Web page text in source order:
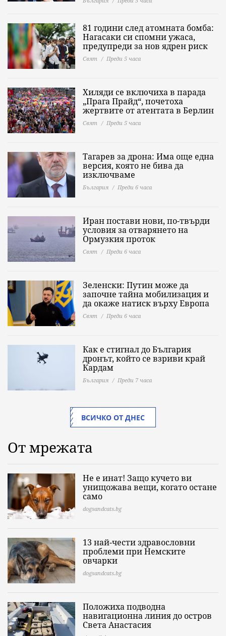
81 години след атомната бомба:
Нагасаки си спомни ужаса,
предупреди за нов ядрен риск
Свят Преди 5 часа
Хиляди се включиха в парада
„Прага Прайд“, почетоха
жертвите от атентата в Берлин
Свят Преди 5 часа
Тагарев за дрона: Има още една
версия, която не бива да
изключваме
България Преди 6 часа
Иран постави нови, по-твърди
условия за отварянето на
Ормузкия проток
Свят Преди 6 часа
Зеленски: Путин може да
започне тайна мобилизация и
да окаже натиск върху Европа
Свят Преди 6 часа
Как е стигнал до България
дронът, който се взриви край
Кардам
България Преди 7 часа
ВСИЧКО ОТ ДНЕС
От мрежата
Не е инат! Защо кучето ви
унищожава вещи, когато остане
само
dogsandcats.bg
13 най-чести здравословни
проблеми при Немските
овчарки
dogsandcats.bg
Положиха подводна
навигационна линия до остров
Света Анастасия